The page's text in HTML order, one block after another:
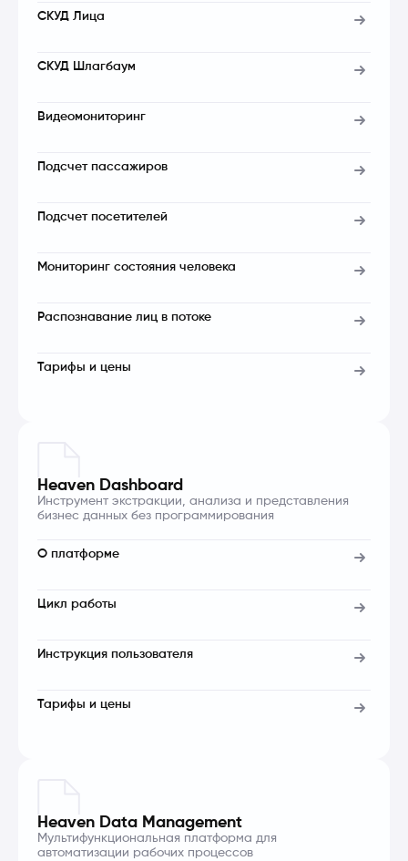
СКУД Лица
СКУД Шлагбаум
Видеомониторинг
Подсчет пассажиров
Подсчет посетителей
Мониторинг состояния человека
Распознавание лиц в потоке
Тарифы и цены
Heaven Dashboard
Инструмент экстракции, анализа и представления
бизнес данных без программирования
О платформе
Цикл работы
Инструкция пользователя
Тарифы и цены
Heaven Data Management
Мультифункциональная платформа для
автоматизации рабочих процессов